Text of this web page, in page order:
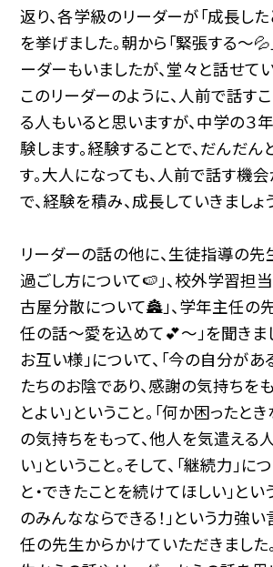
返り、各学級のリーダーが「成長した
を挙げました。朝から「緊張する～💦
ーダーもいましたが、堂々と話せて
このリーダーのように、人前で話す
る人もいると思いますが、中学の３
験します。経験することで、だんだ
す。大人になっても、人前で話す機
で、経験を積み、成長していきましょ
リーダーの話の他に、生徒指導の先
過ごし方について🍉」、校外学習担
古屋分散について🏯」、学年主任の
任の話～愛を込めて💕～」を聞きま
お互い様」について、「今の自分が
たちのお陰であり、感謝の気持ちを
とよい」ということ。「何か困ったと
の気持ちをもって、他人を気遣える
い」ということ。そして、「継続力」に
と・できたことを続けてほしい」とい
のみんなならできる！」という力強
任の先生からかけていただきました